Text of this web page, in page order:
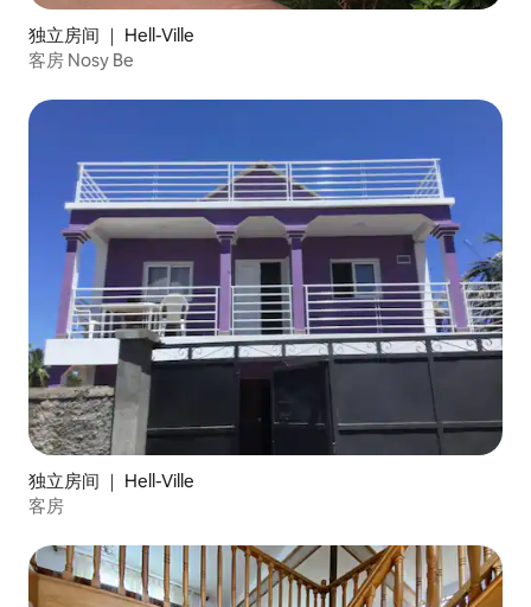
独立房间 ｜ Hell-Ville
客房 Nosy Be
独立房间 ｜ Hell-Ville
客房